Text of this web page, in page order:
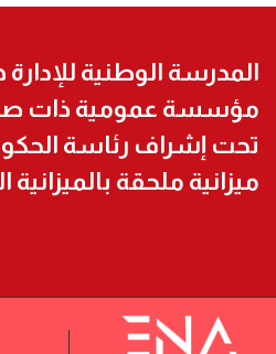
المدرسة الوطنية
مؤسسة عمومية ذات
تحت إشراف رئاسة
ميزانية ملحقة بالميزانية